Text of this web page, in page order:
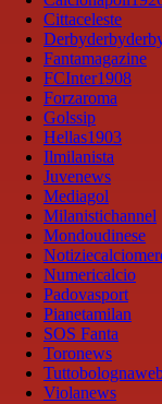
Cittaceleste
Fantamagazine
FCInter1908
Forzaroma
Golssip
Hellas1903
Ilmilanista
Juvenews
Mediagol
Milanistichannel
Mondoudinese
Numericalcio
Padovasport
Pianetamilan
SOS Fanta
Toronews
Violanews